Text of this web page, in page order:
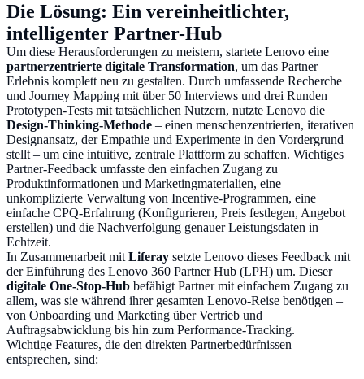
Die Lösung: Ein vereinheitlichter,
intelligenter Partner-Hub
Um diese Herausforderungen zu meistern, startete Lenovo eine
partnerzentrierte digitale Transformation, um das Partner
Erlebnis komplett neu zu gestalten. Durch umfassende Recherche
und Journey Mapping mit über 50 Interviews und drei Runden
Prototypen-Tests mit tatsächlichen Nutzern, nutzte Lenovo die
Design-Thinking-Methode – einen menschenzentrierten, iterativen
Designansatz, der Empathie und Experimente in den Vordergrund
stellt – um eine intuitive, zentrale Plattform zu schaffen. Wichtiges
Partner-Feedback umfasste den einfachen Zugang zu
Produktinformationen und Marketingmaterialien, eine
unkomplizierte Verwaltung von Incentive-Programmen, eine
einfache CPQ-Erfahrung (Konfigurieren, Preis festlegen, Angebot
erstellen) und die Nachverfolgung genauer Leistungsdaten in
Echtzeit.
In Zusammenarbeit mit Liferay setzte Lenovo dieses Feedback mit
der Einführung des Lenovo 360 Partner Hub (LPH) um. Dieser
digitale One-Stop-Hub befähigt Partner mit einfachem Zugang zu
allem, was sie während ihrer gesamten Lenovo-Reise benötigen –
von Onboarding und Marketing über Vertrieb und
Auftragsabwicklung bis hin zum Performance-Tracking.
Wichtige Features, die den direkten Partnerbedürfnissen
entsprechen, sind: